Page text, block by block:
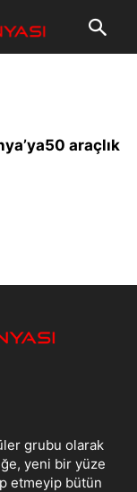
araçlık
grubu olarak
yeni bir yüze
etmeyip bütün